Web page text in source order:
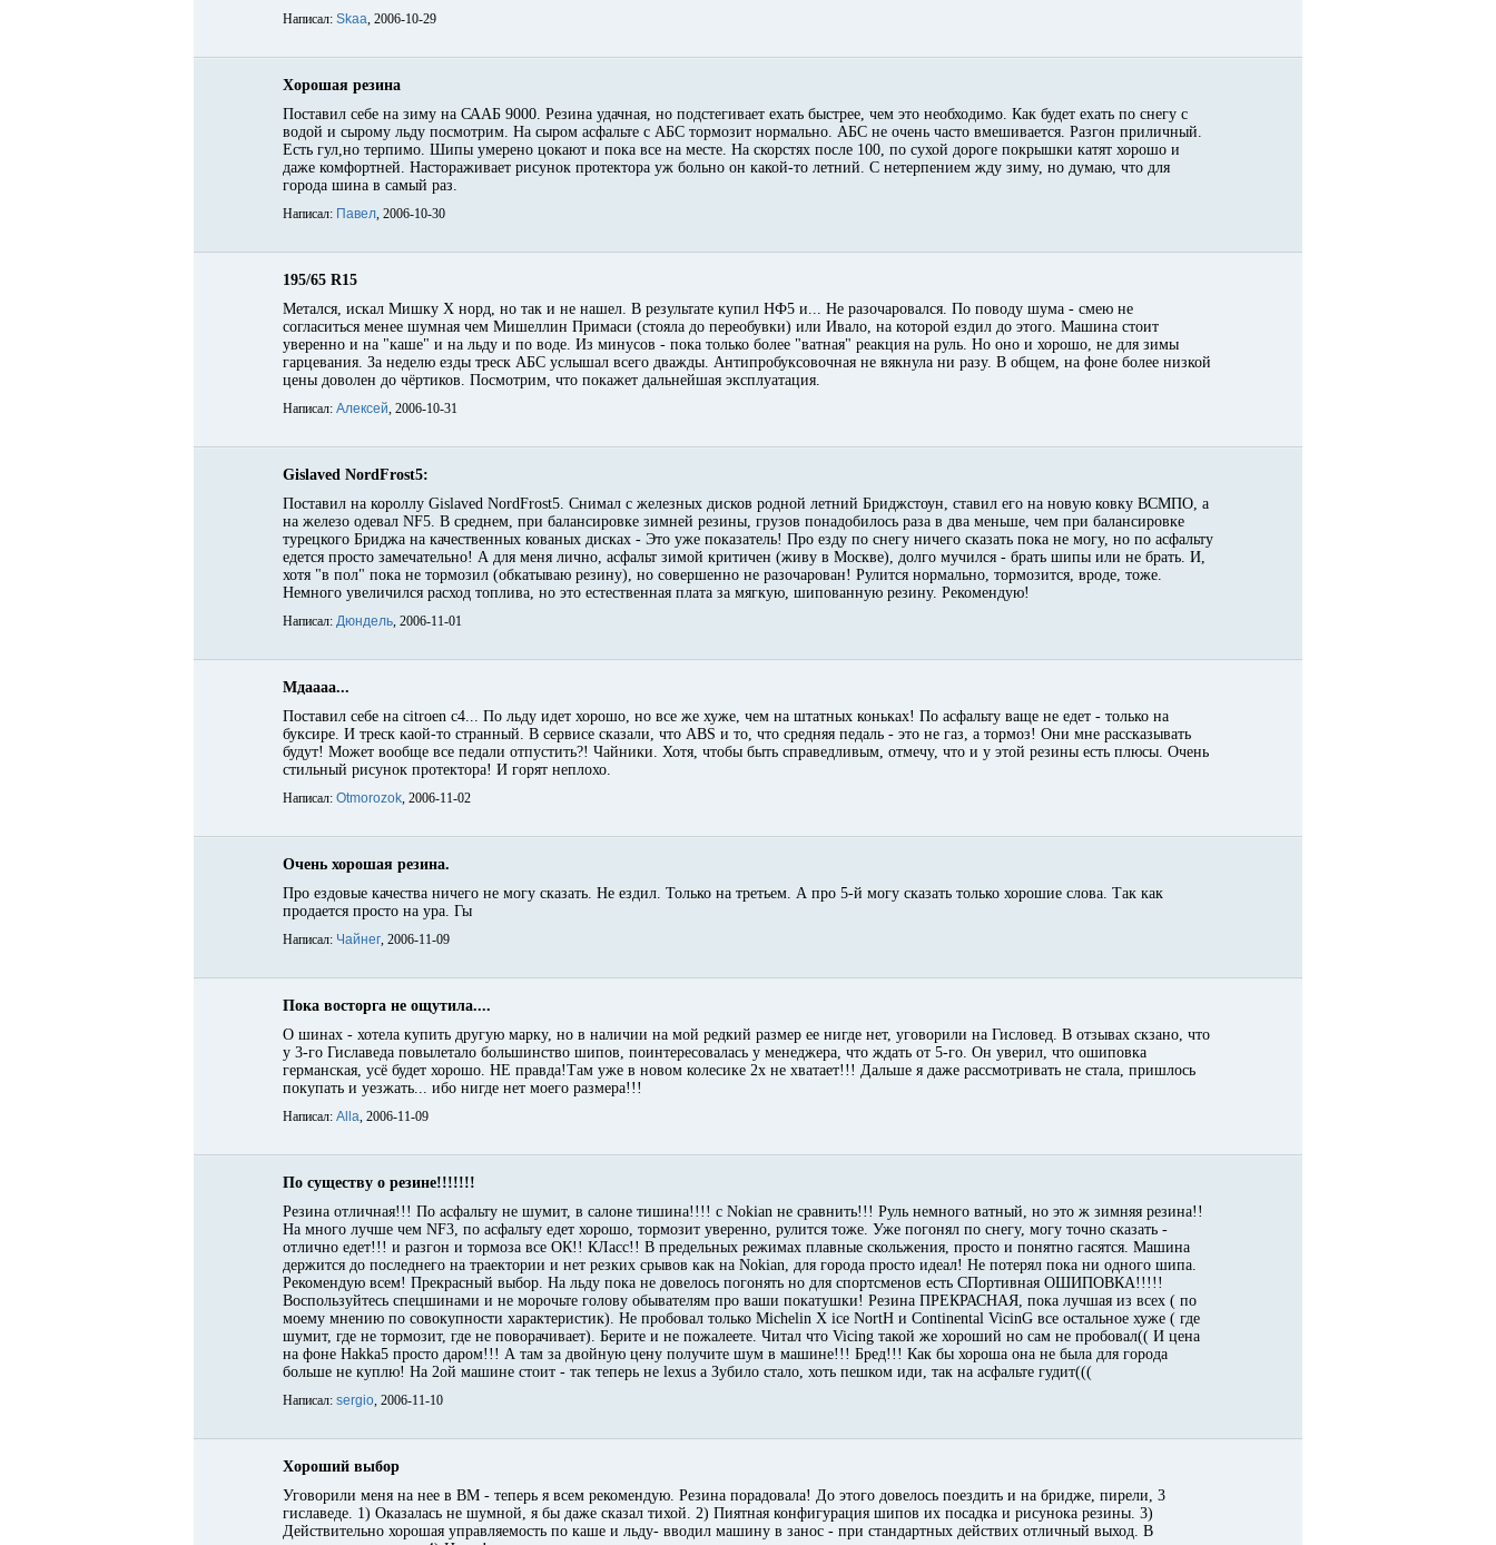
Написал: Skaa, 2006-10-29
Хорошая резина
Поставил себе на зиму на СААБ 9000. Резина удачная, но подстегивает ехать быстрее, чем это необходимо. Как будет ехать по снегу с
водой и сырому льду посмотрим. На сыром асфальте с АБС тормозит нормально. АБС не очень часто вмешивается. Разгон приличный.
Есть гул,но терпимо. Шипы умерено цокают и пока все на месте. На скорстях после 100, по сухой дороге покрышки катят хорошо и
даже комфортней. Настораживает рисунок протектора уж больно он какой-то летний. С нетерпением жду зиму, но думаю, что для
города шина в самый раз.
Написал: Павел, 2006-10-30
195/65 R15
Метался, искал Мишку Х норд, но так и не нашел. В результате купил НФ5 и... Не разочаровался. По поводу шума - смею не
согласиться менее шумная чем Мишеллин Примаси (стояла до переобувки) или Ивало, на которой ездил до этого. Машина стоит
уверенно и на "каше" и на льду и по воде. Из минусов - пока только более "ватная" реакция на руль. Но оно и хорошо, не для зимы
гарцевания. За неделю езды треск АБС услышал всего дважды. Антипробуксовочная не вякнула ни разу. В общем, на фоне более низкой
цены доволен до чёртиков. Посмотрим, что покажет дальнейшая эксплуатация.
Написал: Алексей, 2006-10-31
Gislaved NordFrost5:
Поставил на короллу Gislaved NordFrost5. Снимал с железных дисков родной летний Бриджстоун, ставил его на новую ковку ВСМПО, а
на железо одевал NF5. В среднем, при балансировке зимней резины, грузов понадобилось раза в два меньше, чем при балансировке
турецкого Бриджа на качественных кованых дисках - Это уже показатель! Про езду по снегу ничего сказать пока не могу, но по асфальту
едется просто замечательно! А для меня лично, асфальт зимой критичен (живу в Москве), долго мучился - брать шипы или не брать. И,
хотя "в пол" пока не тормозил (обкатываю резину), но совершенно не разочарован! Рулится нормально, тормозится, вроде, тоже.
Немного увеличился расход топлива, но это естественная плата за мягкую, шипованную резину. Рекомендую!
Написал: Дюндель, 2006-11-01
Мдаааа...
Поставил себе на citroen c4... По льду идет хорошо, но все же хуже, чем на штатных коньках! По асфальту ваще не едет - только на
буксире. И треск каой-то странный. В сервисе сказали, что ABS и то, что средняя педаль - это не газ, а тормоз! Они мне рассказывать
будут! Может вообще все педали отпустить?! Чайники. Хотя, чтобы быть справедливым, отмечу, что и у этой резины есть плюсы. Очень
стильный рисунок протектора! И горят неплохо.
Написал: Otmorozok, 2006-11-02
Очень хорошая резина.
Про ездовые качества ничего не могу сказать. Не ездил. Только на третьем. А про 5-й могу сказать только хорошие слова. Так как
продается просто на ура. Гы
Написал: Чайнег, 2006-11-09
Пока восторга не ощутила....
О шинах - хотела купить другую марку, но в наличии на мой редкий размер ее нигде нет, уговорили на Гисловед. В отзывах скзано, что
у 3-го Гиславеда повылетало большинство шипов, поинтересовалась у менеджера, что ждать от 5-го. Он уверил, что ошиповка
германская, усё будет хорошо. НЕ правда!Там уже в новом колесике 2х не хватает!!! Дальше я даже рассмотривать не стала, пришлось
покупать и уезжать... ибо нигде нет моего размера!!!
Написал: Alla, 2006-11-09
По существу о резине!!!!!!!
Резина отличная!!! По асфальту не шумит, в салоне тишина!!!! с Nokian не сравнить!!! Руль немного ватный, но это ж зимняя резина!!
На много лучше чем NF3, по асфальту едет хорошо, тормозит уверенно, рулится тоже. Уже погонял по снегу, могу точно сказать -
отлично едет!!! и разгон и тормоза все ОК!! КЛасс!! В предельных режимах плавные скольжения, просто и понятно гасятся. Машина
держится до последнего на траектории и нет резких срывов как на Nokian, для города просто идеал! Не потерял пока ни одного шипа.
Рекомендую всем! Прекрасный выбор. На льду пока не довелось погонять но для спортсменов есть СПортивная ОШИПОВКА!!!!!
Воспользуйтесь спецшинами и не морочьте голову обывателям про ваши покатушки! Резина ПРЕКРАСНАЯ, пока лучшая из всех ( по
моему мнению по совокупности характеристик). Не пробовал только Michelin X ice NortH и Continental VicinG все остальное хуже ( где
шумит, где не тормозит, где не поворачивает). Берите и не пожалеете. Читал что Vicing такой же хороший но сам не пробовал(( И цена
на фоне Hakka5 просто даром!!! А там за двойную цену получите шум в машине!!! Бред!!! Как бы хороша она не была для города
больше не куплю! На 2ой машине стоит - так теперь не lexus а Зубило стало, хоть пешком иди, так на асфальте гудит(((
Написал: sergio, 2006-11-10
Хороший выбор
Уговорили меня на нее в ВМ - теперь я всем рекомендую. Резина порадовала! До этого довелось поездить и на бридже, пирели, 3
гиславеде. 1) Оказалась не шумной, я бы даже сказал тихой. 2) Пиятная конфигурация шипов их посадка и рисунока резины. 3)
Действительно хорошая управляемость по каше и льду- вводил машину в занос - при стандартных действих отличный выход. В